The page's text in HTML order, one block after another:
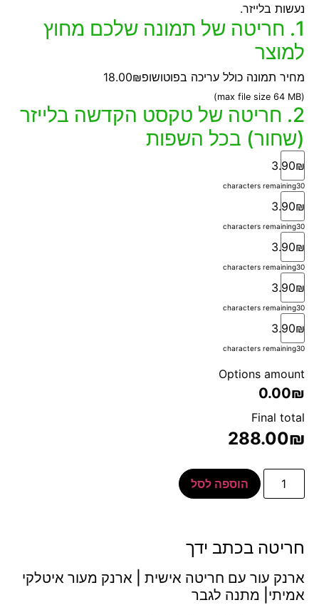
נעשות בלייזר.
1. חריטה של תמונה שלכם מחוץ
למוצר
מחיר תמונה כולל עריכה בפוטושופ18.00₪
(max file size 64 MB)
2. חריטה של טקסט הקדשה בלייזר
(שחור) בכל השפות
3.90₪
30
characters remaining
3.90₪
30
characters remaining
3.90₪
30
characters remaining
3.90₪
30
characters remaining
3.90₪
30
characters remaining
Options amount
0.00₪
Final total
288.00₪
הוספה לסל
חריטה בכתב ידך
ארנק עור עם חריטה אישית | ארנק מעור איטלקי
אמיתי| מתנה לגבר